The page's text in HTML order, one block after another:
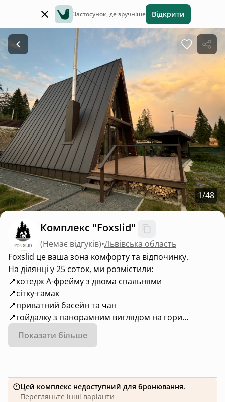
Застосунок, де зручніше Відкрити
1/48
Комплекс "Foxslid"
(Немає відгуків)•Львівська область
Foxslid це ваша зона комфорту та відпочинку.
На ділянці у 25 соток, ми розмістили:
📍котедж А-фрейму з двома спальнями
📍сітку-гамак
📍приватний басейн та чан
📍гойдалку з панорамним виглядом на гори
📍вуличний кінотеатр
📍патіо на підвищенні біля чаші з вогнем
Показати більше
Цей комплекс недоступний для бронювання.
Перегляньте інші варіанти